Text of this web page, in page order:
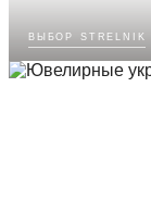
выбор strelnik